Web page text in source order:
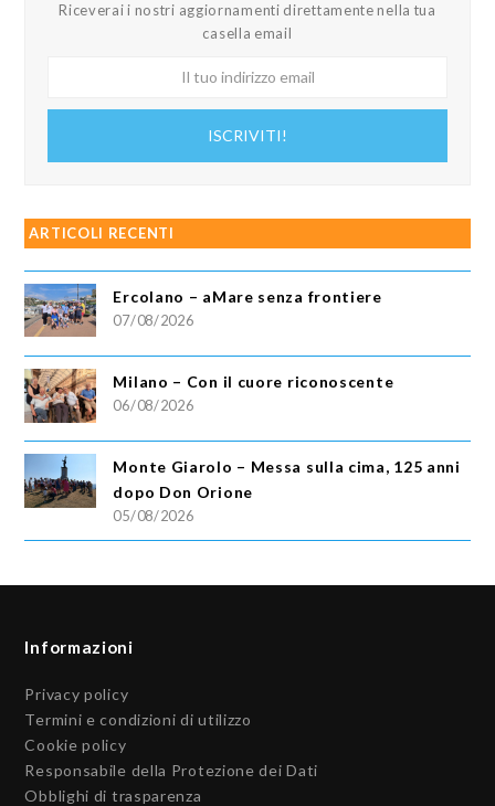
Riceverai i nostri aggiornamenti direttamente nella tua
casella email
ISCRIVITI!
ARTICOLI RECENTI
Ercolano – aMare senza frontiere
07/08/2026
Milano – Con il cuore riconoscente
06/08/2026
Monte Giarolo – Messa sulla cima, 125 anni
dopo Don Orione
05/08/2026
Informazioni
Privacy policy
Termini e condizioni di utilizzo
Cookie policy
Responsabile della Protezione dei Dati
Obblighi di trasparenza